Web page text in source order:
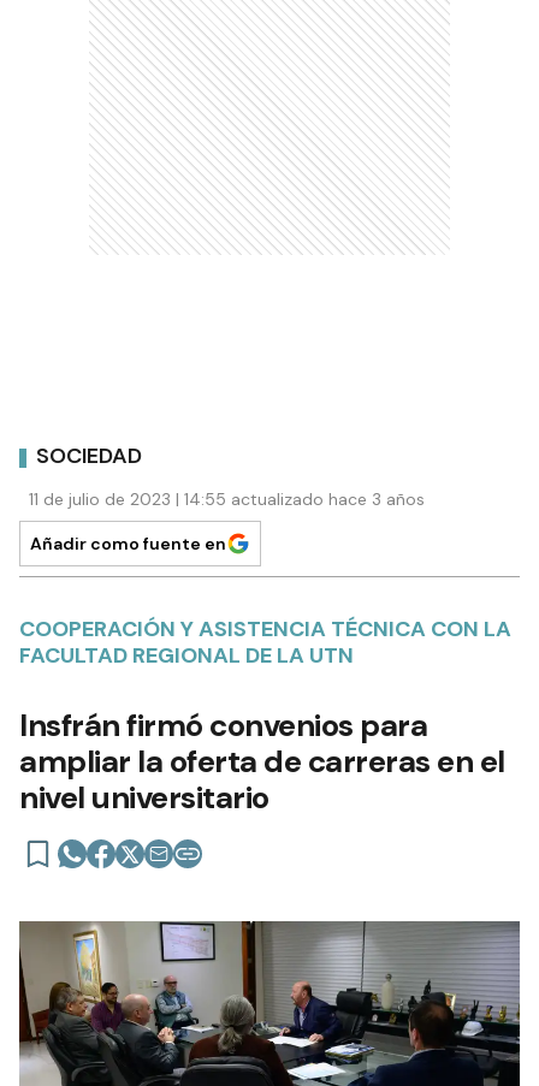
SOCIEDAD
11 de julio de 2023 | 14:55 actualizado hace 3 años
Añadir como fuente en
COOPERACIÓN Y ASISTENCIA TÉCNICA CON LA
FACULTAD REGIONAL DE LA UTN
Insfrán firmó convenios para
ampliar la oferta de carreras en el
nivel universitario